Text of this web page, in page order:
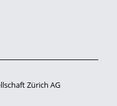
Zürich AG